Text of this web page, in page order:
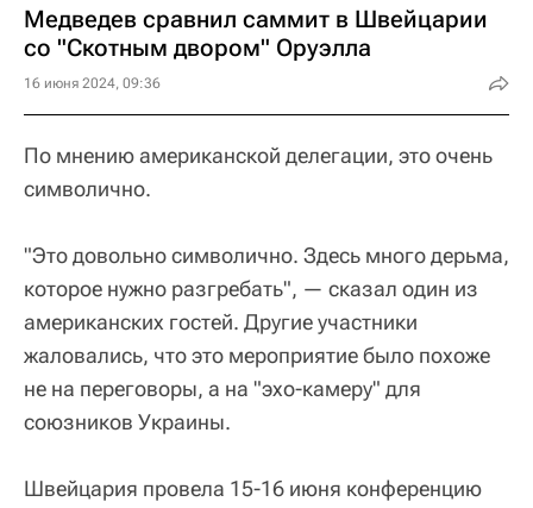
Медведев сравнил саммит в Швейцарии
со "Скотным двором" Оруэлла
16 июня 2024, 09:36
По мнению американской делегации, это очень
символично.
"Это довольно символично. Здесь много дерьма,
которое нужно разгребать", — сказал один из
американских гостей. Другие участники
жаловались, что это мероприятие было похоже
не на переговоры, а на "эхо-камеру" для
союзников Украины.
Швейцария провела 15-16 июня конференцию